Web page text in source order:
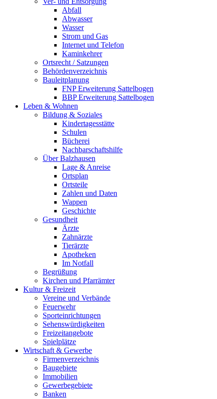
Abfall
Abwasser
Wasser
Strom und Gas
Internet und Telefon
Kaminkehrer
Ortsrecht / Satzungen
Behördenverzeichnis
Bauleitplanung
FNP Erweiterung Sattelbogen
BBP Erweiterung Sattelbogen
Leben & Wohnen
Bildung & Soziales
Kindertagesstätte
Schulen
Bücherei
Nachbarschaftshilfe
Über Balzhausen
Lage & Anreise
Ortsplan
Ortsteile
Zahlen und Daten
Wappen
Geschichte
Gesundheit
Ärzte
Zahnärzte
Tierärzte
Apotheken
Im Notfall
Begrüßung
Kirchen und Pfarrämter
Kultur & Freizeit
Vereine und Verbände
Feuerwehr
Sporteinrichtungen
Sehenswürdigkeiten
Freizeitangebote
Spielplätze
Wirtschaft & Gewerbe
Firmenverzeichnis
Baugebiete
Immobilien
Gewerbegebiete
Banken